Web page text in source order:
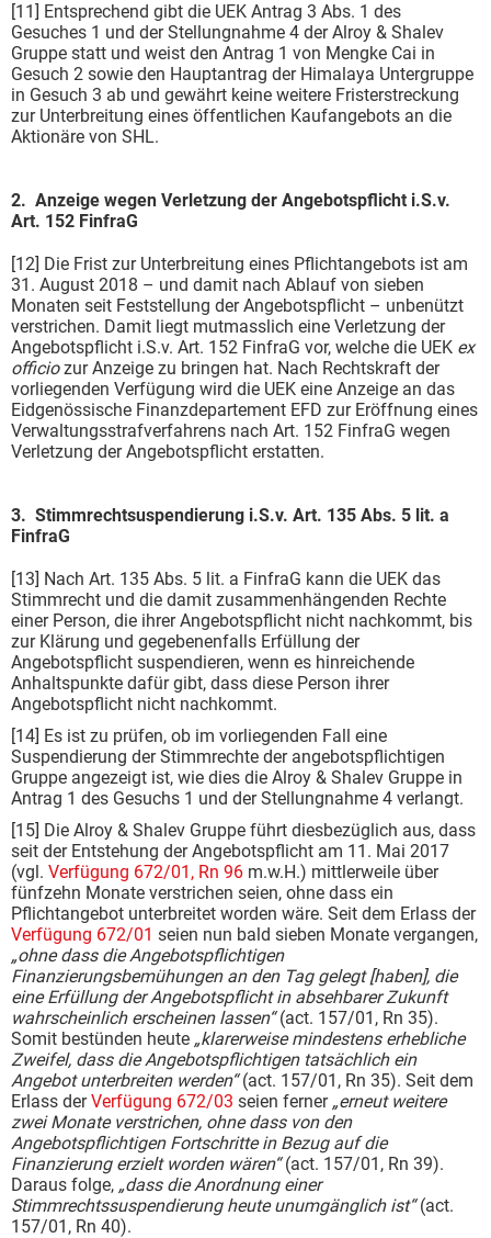
[11] Entsprechend gibt die UEK Antrag 3 Abs. 1 des
Gesuches 1 und der Stellungnahme 4 der Alroy & Shalev
Gruppe statt und weist den Antrag 1 von Mengke Cai in
Gesuch 2 sowie den Hauptantrag der Himalaya Untergruppe
in Gesuch 3 ab und gewährt keine weitere Fristerstreckung
zur Unterbreitung eines öffentlichen Kaufangebots an die
Aktionäre von SHL.
2. Anzeige wegen Verletzung der Angebotspflicht i.S.v.
Art. 152 FinfraG
[12] Die Frist zur Unterbreitung eines Pflichtangebots ist am
31. August 2018 – und damit nach Ablauf von sieben
Monaten seit Feststellung der Angebotspflicht – unbenützt
verstrichen. Damit liegt mutmasslich eine Verletzung der
Angebotspflicht i.S.v. Art. 152 FinfraG vor, welche die UEK ex
officiozur Anzeige zu bringen hat. Nach Rechtskraft der
vorliegenden Verfügung wird die UEK eine Anzeige an das
Eidgenössische Finanzdepartement EFD zur Eröffnung eines
Verwaltungsstrafverfahrens nach Art. 152 FinfraG wegen
Verletzung der Angebotspflicht erstatten.
3. Stimmrechtsuspendierung i.S.v. Art. 135 Abs. 5 lit. a
FinfraG
[13] Nach Art. 135 Abs. 5 lit. a FinfraG kann die UEK das
Stimmrecht und die damit zusammenhängenden Rechte
einer Person, die ihrer Angebotspflicht nicht nachkommt, bis
zur Klärung und gegebenenfalls Erfüllung der
Angebotspflicht suspendieren, wenn es hinreichende
Anhaltspunkte dafür gibt, dass diese Person ihrer
Angebotspflicht nicht nachkommt.
[14] Es ist zu prüfen, ob im vorliegenden Fall eine
Suspendierung der Stimmrechte der angebotspflichtigen
Gruppe angezeigt ist, wie dies die Alroy & Shalev Gruppe in
Antrag 1 des Gesuchs 1 und der Stellungnahme 4 verlangt.
[15] Die Alroy & Shalev Gruppe führt diesbezüglich aus, dass
seit der Entstehung der Angebotspflicht am 11. Mai 2017
(vgl. Verfügung 672/01, Rn 96 m.w.H.) mittlerweile über
fünfzehn Monate verstrichen seien, ohne dass ein
Pflichtangebot unterbreitet worden wäre. Seit dem Erlass der
Verfügung 672/01 seien nun bald sieben Monate vergangen,
„ohne dass die Angebotspflichtigen
Finanzierungsbemühungen an den Tag gelegt [haben], die
eine Erfüllung der Angebotspflicht in absehbarer Zukunft
wahrscheinlich erscheinen lassen“(act. 157/01, Rn 35).
Somit bestünden heute „klarerweise mindestens erhebliche
Zweifel, dass die Angebotspflichtigen tatsächlich ein
Angebot unterbreiten werden“(act. 157/01, Rn 35). Seit dem
Erlass derVerfügung 672/03 seien ferner „erneut weitere
zwei Monate verstrichen, ohne dass von den
Angebotspflichtigen Fortschritte in Bezug auf die
Finanzierung erzielt worden wären“(act. 157/01, Rn 39).
Daraus folge, „dass die Anordnung einer
Stimmrechtssuspendierung heute unumgänglich ist“(act.
157/01, Rn 40).